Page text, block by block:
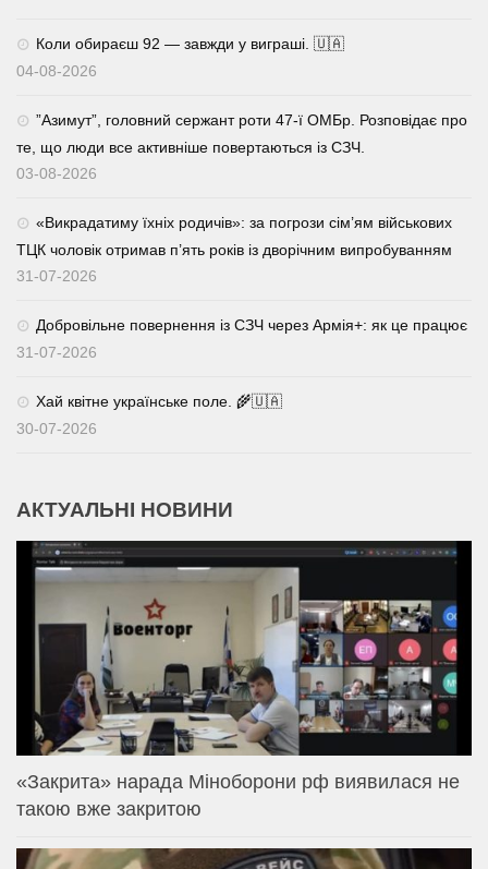
Коли обираєш 92 — завжди у виграші. 🇺🇦
04-08-2026
⁨”Азимут”, головний сержант роти 47-ї ОМБр. Розповідає про
те, що люди все активніше повертаються із СЗЧ.
03-08-2026
«Викрадатиму їхніх родичів»: за погрози сім’ям військових
ТЦК чоловік отримав п’ять років із дворічним випробуванням
31-07-2026
Добровільне повернення із СЗЧ через Армія+: як це працює
31-07-2026
Хай квітне українське поле. 🌾🇺🇦
30-07-2026
АКТУАЛЬНІ НОВИНИ
«Закрита» нарада Міноборони рф виявилася не
такою вже закритою